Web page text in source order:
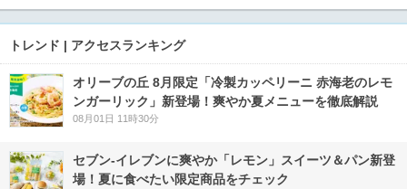
トレンド | アクセスランキング
オリーブの丘 8月限定「冷製カッペリーニ 赤海老のレモ
ンガーリック」新登場！爽やか夏メニューを徹底解説
08月01日 11時30分
セブン‐イレブンに爽やか「レモン」スイーツ＆パン新登
場！夏に食べたい限定商品をチェック